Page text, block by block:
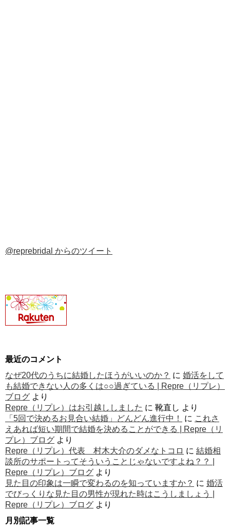
@reprebridal からのツイート
最近のコメント
なぜ20代のうちに結婚したほうがいいのか？ に 婚活をして
も結婚できない人の多くは○○過ぎている | Repre（リプレ）
ブログ より
Repre（リプレ）はお引越ししました に 靴直し より
「5回で決めるお見合い結婚」どんどん進行中！
に これさ
えあれば短い期間で結婚を決めることができる | Repre（リ
プレ）ブログ より
Repre（リプレ）代表 村木大介のダメなトコロ に 結婚相
談所のサポートってそういうことじゃないですよね？？ |
Repre（リプレ）ブログ より
見た目の印象は一瞬で変わるのを知っていますか？ に 婚活
でびっくりな見た目の男性が現れた時はこうしましょう |
Repre（リプレ）ブログ より
月別記事一覧